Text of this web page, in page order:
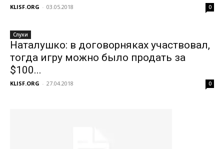
KLISF.ORG - 03.05.2018 0
Слухи
Наталушко: в договорняках участвовал,
тогда игру можно было продать за
$100...
KLISF.ORG - 27.04.2018 0